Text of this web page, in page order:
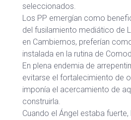
seleccionados.
Los PP emergían como
del fusilamiento mediático de
en Cambiemos, preferían
instalada en la rutina de
En plena endemia de
evitarse el fortalecimiento de
imponía el acercamiento de
construirla.
Cuando el Ángel estaba